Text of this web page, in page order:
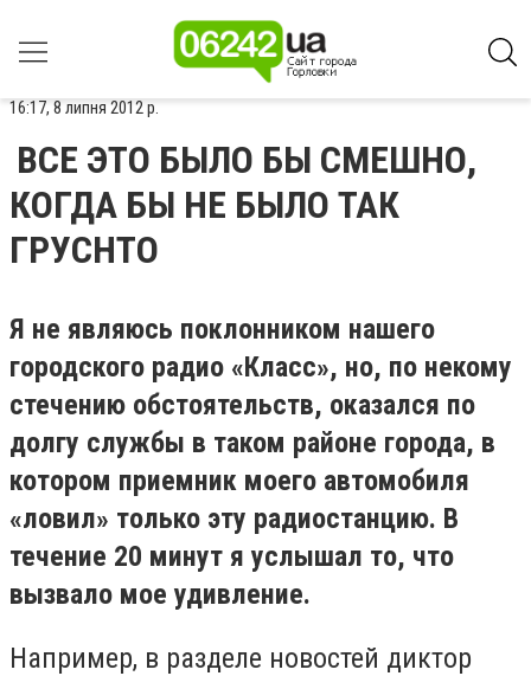
16:17, 8 липня 2012 р.
ВСЕ ЭТО БЫЛО БЫ СМЕШНО,
КОГДА БЫ НЕ БЫЛО ТАК
ГРУСНТО
Я не являюсь поклонником нашего
городского радио «Класс», но, по некому
стечению обстоятельств, оказался по
долгу службы в таком районе города, в
котором приемник моего автомобиля
«ловил» только эту радиостанцию. В
течение 20 минут я услышал то, что
вызвало мое удивление.
Например, в разделе новостей диктор